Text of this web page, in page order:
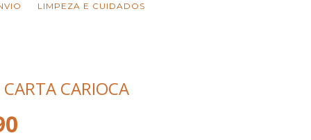
LIMPEZA E CUIDADOS
CARIOCA